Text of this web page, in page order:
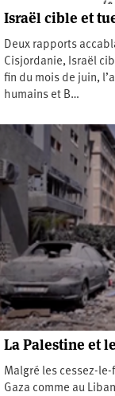
Israël cible et
Deux rapports
Cisjordanie, Israël
fin du mois de juin,
humains et B…
La Palestine et
Malgré les cessez-
Gaza comme au